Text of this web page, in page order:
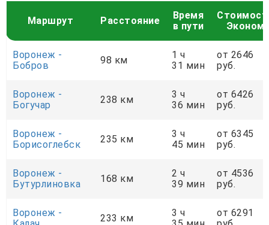
Маршрут Расстояние
Время
в пути
Эконом
Воронеж -
Бобров
98 км
1 ч
31 мин
от 2646
руб.
Воронеж -
Богучар
238 км
3 ч
36 мин
от 6426
руб.
Воронеж -
Борисоглебск
235 км
3 ч
45 мин
от 6345
руб.
Воронеж -
Бутурлиновка
168 км
2 ч
39 мин
от 4536
руб.
Воронеж -
233 км
3 ч
от 6291